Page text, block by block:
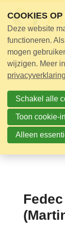
links
over
Jump
to
navigation
to
main
COOKIES
Deze website
functioneren.
mogen
wijzigen. Meer
privacyverklaring
Schakel alle
Toon cookie-
Alleen